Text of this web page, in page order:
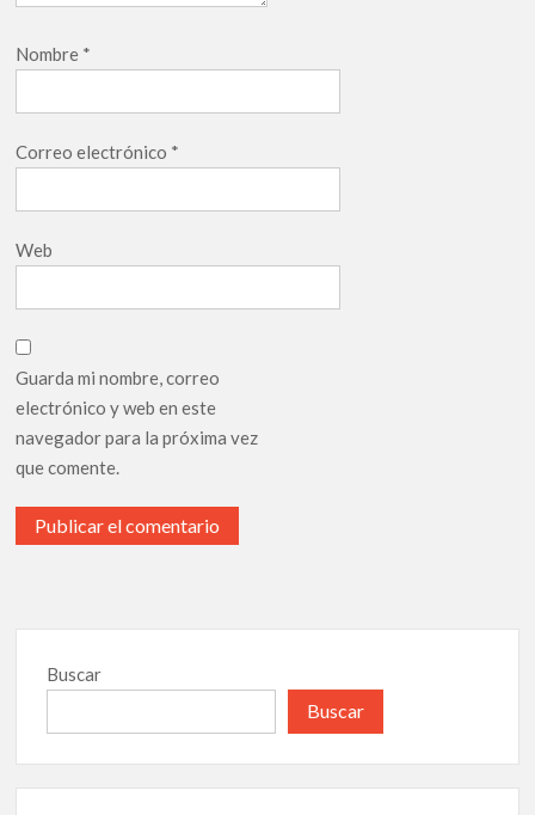
Nombre *
Correo electrónico *
Web
Guarda mi nombre, correo
electrónico y web en este
navegador para la próxima vez
que comente.
Buscar
Buscar